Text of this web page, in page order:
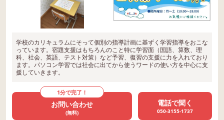
学校のカリキュラムにそって個別の指導計画に基ずく学習指導をおこな
っています。宿題支援はもちろんのこと特に学習面（国語、算数、理
科、社会、英語、テスト対策）など予習、復習の支援に力を入れており
ます。パソコン学習では社会に出てから使うワードの使い方を中心に支
援していきます。
1分で完了！
お問い合わせ
(無料)
電話で聞く
050-3155-1737